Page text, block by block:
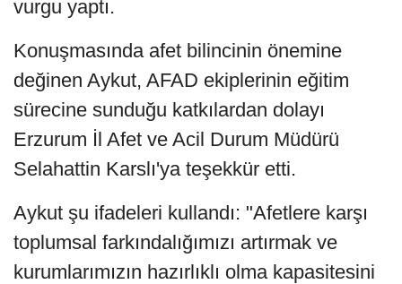
vurgu yaptı.
Konuşmasında afet bilincinin önemine
değinen Aykut, AFAD ekiplerinin eğitim
sürecine sunduğu katkılardan dolayı
Erzurum İl Afet ve Acil Durum Müdürü
Selahattin Karslı'ya teşekkür etti.
Aykut şu ifadeleri kullandı: "Afetlere karşı
toplumsal farkındalığımızı artırmak ve
kurumlarımızın hazırlıklı olma kapasitesini